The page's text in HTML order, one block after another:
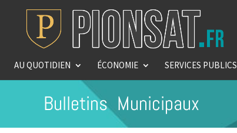
AU QUOTIDIEN ÉCONOMIE SERVICES PUBLICS
Bulletins Municipaux